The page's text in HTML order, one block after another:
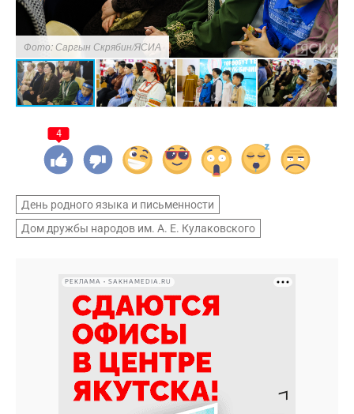
Фото: Саргын Скрябин/ЯСИА
4
День родного языка и письменности
Дом дружбы народов им. А. Е. Кулаковского
РЕКЛАМА • SAKHAMEDIA.RU